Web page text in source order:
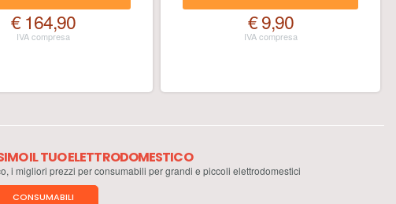
€ 164,90 € 9,90
IL TUO ELETTRODOMESTICO
i migliori prezzi per consumabili per grandi e piccoli elettrodomestici
CONSUMABILI